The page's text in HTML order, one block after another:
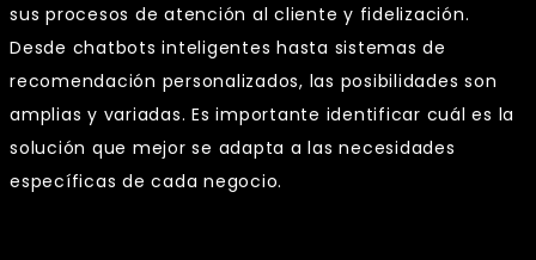
sus procesos de atención al cliente y fidelización.
Desde chatbots inteligentes hasta sistemas de
recomendación personalizados, las posibilidades son
amplias y variadas. Es importante identificar cuál es la
solución que mejor se adapta a las necesidades
específicas de cada negocio.